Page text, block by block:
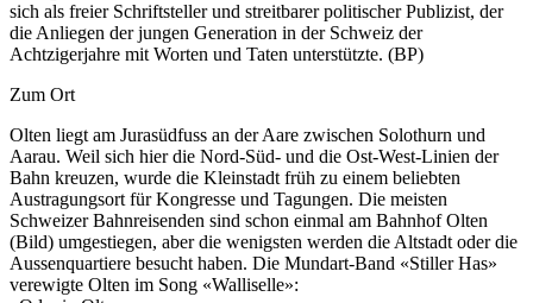
sich als freier Schriftsteller und streitbarer politischer Publizist, der
die Anliegen der jungen Generation in der Schweiz der
Achtzigerjahre mit Worten und Taten unterstützte. (BP)
Zum Ort
Olten liegt am Jurasüdfuss an der Aare zwischen Solothurn und
Aarau. Weil sich hier die Nord-Süd- und die Ost-West-Linien der
Bahn kreuzen, wurde die Kleinstadt früh zu einem beliebten
Austragungsort für Kongresse und Tagungen. Die meisten
Schweizer Bahnreisenden sind schon einmal am Bahnhof Olten
(Bild) umgestiegen, aber die wenigsten werden die Altstadt oder die
Aussenquartiere besucht haben. Die Mundart-Band «Stiller Has»
verewigte Olten im Song «Walliselle»: